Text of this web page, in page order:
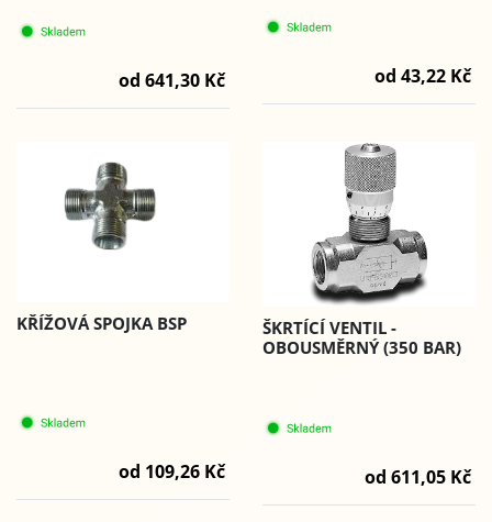
od 641,30 Kč od 43,22 Kč
KŘÍŽOVÁ SPOJKA BSP
od 109,26 Kč
ŠKRTÍCÍ VENTIL -
OBOUSMĚRNÝ (350 BAR)
od 611,05 Kč